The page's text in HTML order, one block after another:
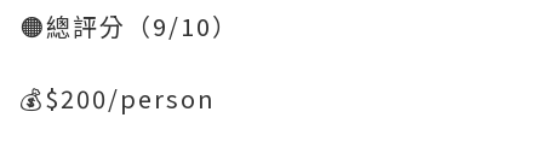
🟠總評分（9/10）
💰$200/person